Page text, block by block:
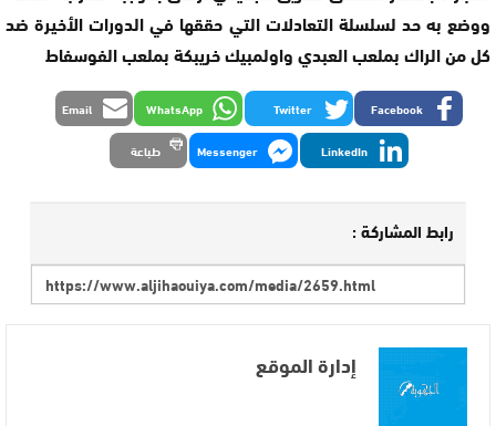
ووضع به حد لسلسلة التعادلات التي حققها في الدورات الأخيرة ضد
كل من الراك بملعب العبدي واولمبيك خريبكة بملعب الفوسفاط
Facebook
Twitter
WhatsApp
Email
LinkedIn
Messenger طباعة
رابط المشاركة :
إدارة الموقع